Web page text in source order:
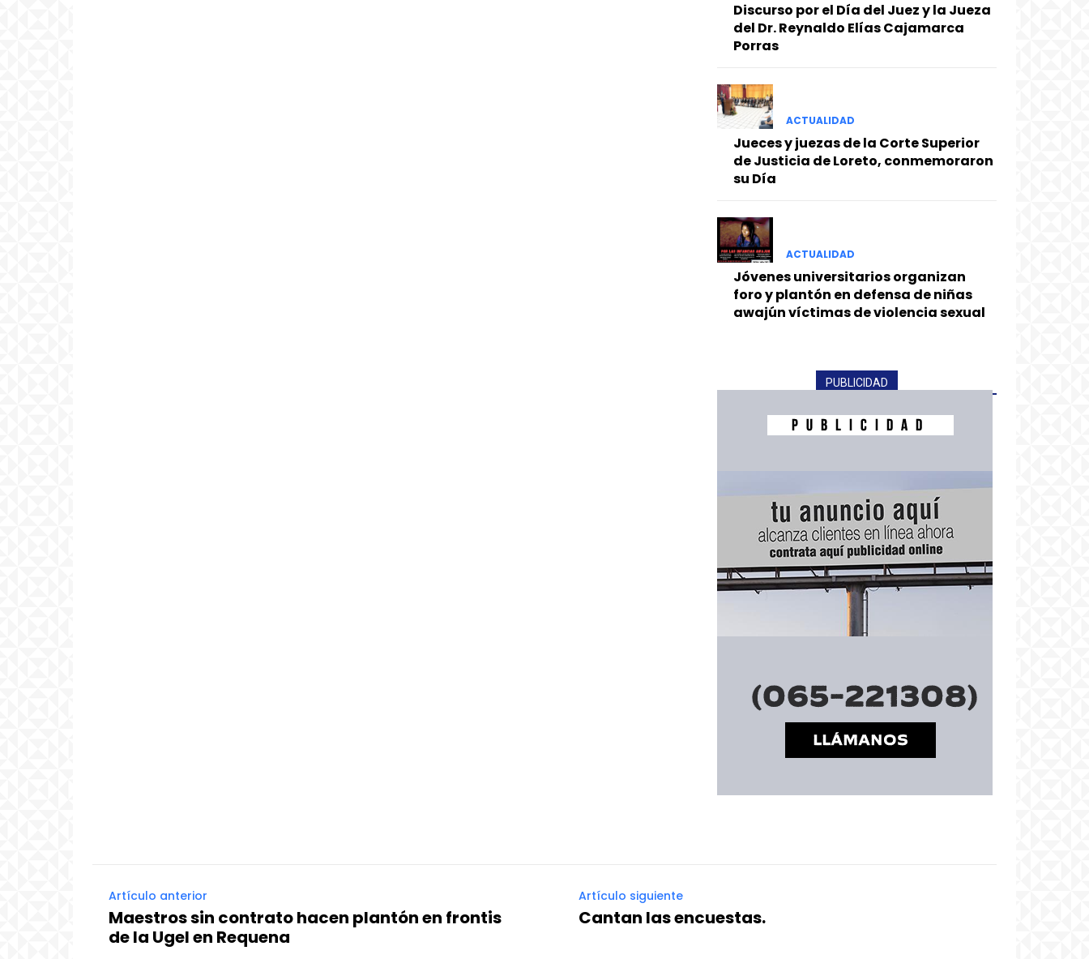
Discurso por el Día del Juez y la Jueza
del Dr. Reynaldo Elías Cajamarca
Porras
ACTUALIDAD
Jueces y juezas de la Corte Superior
de Justicia de Loreto, conmemoraron
su Día
ACTUALIDAD
Jóvenes universitarios organizan
foro y plantón en defensa de niñas
awajún víctimas de violencia sexual
PUBLICIDAD
Artículo anterior
Maestros sin contrato hacen plantón en frontis
de la Ugel en Requena
Artículo siguiente
Cantan las encuestas.